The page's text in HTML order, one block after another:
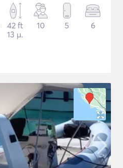
42 ft
13 μ.
10 5 6